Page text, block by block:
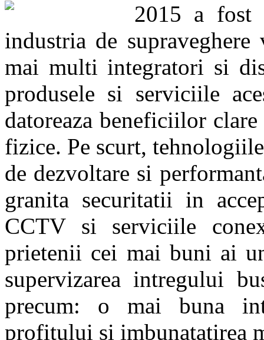
2015 a fost
industria de
mai multi integratori si
produsele si serviciile
datoreaza beneficiilor
fizice. Pe scurt,
de dezvoltare si
granita securitatii in
CCTV si serviciile
prietenii cei mai buni ai
supervizarea intregului
precum: o mai buna
profitului si imbunatatirea